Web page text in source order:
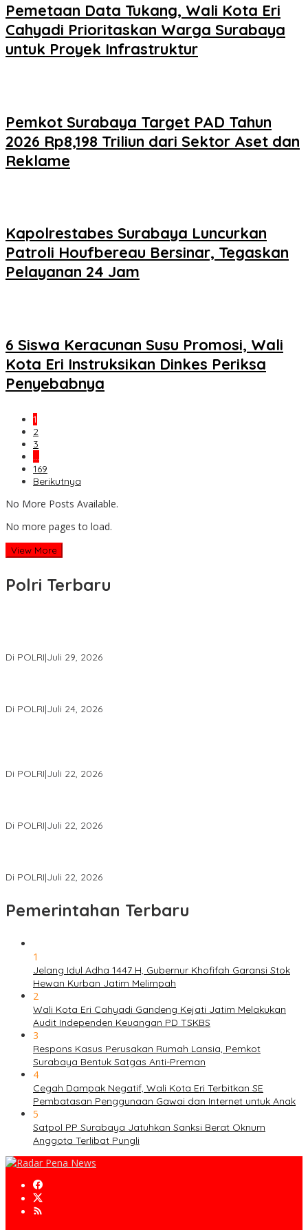
Pemetaan Data Tukang, Wali Kota Eri
Cahyadi Prioritaskan Warga Surabaya
untuk Proyek Infrastruktur
Pemkot Surabaya Target PAD Tahun
2026 Rp8,198 Triliun dari Sektor Aset dan
Reklame
Kapolrestabes Surabaya Luncurkan
Patroli Houfbereau Bersinar, Tegaskan
Pelayanan 24 Jam
6 Siswa Keracunan Susu Promosi, Wali
Kota Eri Instruksikan Dinkes Periksa
Penyebabnya
1
2
3
…
169
Berikutnya
No More Posts Available.
No more pages to load.
View More
Polri Terbaru
Di POLRI|Juli 29, 2026
Di POLRI|Juli 24, 2026
Di POLRI|Juli 22, 2026
Di POLRI|Juli 22, 2026
Di POLRI|Juli 22, 2026
Pemerintahan Terbaru
1
Jelang Idul Adha 1447 H, Gubernur Khofifah Garansi Stok
Hewan Kurban Jatim Melimpah
2
Wali Kota Eri Cahyadi Gandeng Kejati Jatim Melakukan
Audit Independen Keuangan PD TSKBS
3
Respons Kasus Perusakan Rumah Lansia, Pemkot
Surabaya Bentuk Satgas Anti-Preman
4
Cegah Dampak Negatif, Wali Kota Eri Terbitkan SE
Pembatasan Penggunaan Gawai dan Internet untuk Anak
5
Satpol PP Surabaya Jatuhkan Sanksi Berat Oknum
Anggota Terlibat Pungli